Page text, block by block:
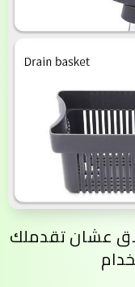
عشان تقدملك